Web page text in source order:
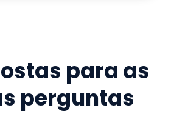
para as
perguntas